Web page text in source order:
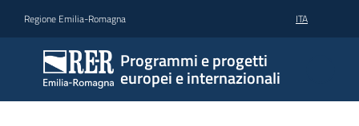
Regione Emilia-Romagna ITA
Programmi e progetti
europei e internazionali